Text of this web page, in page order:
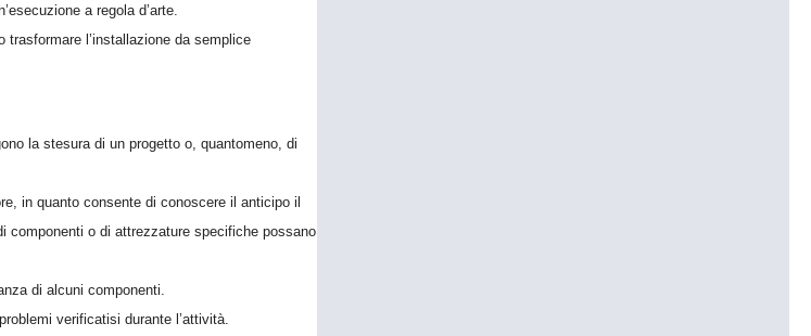
a regola d’arte.
l’installazione da semplice
la stesura di un progetto o, quantomeno, di
in quanto consente di conoscere il anticipo il
componenti o di attrezzature specifiche possano
di alcuni componenti.
verificatisi durante l’attività.